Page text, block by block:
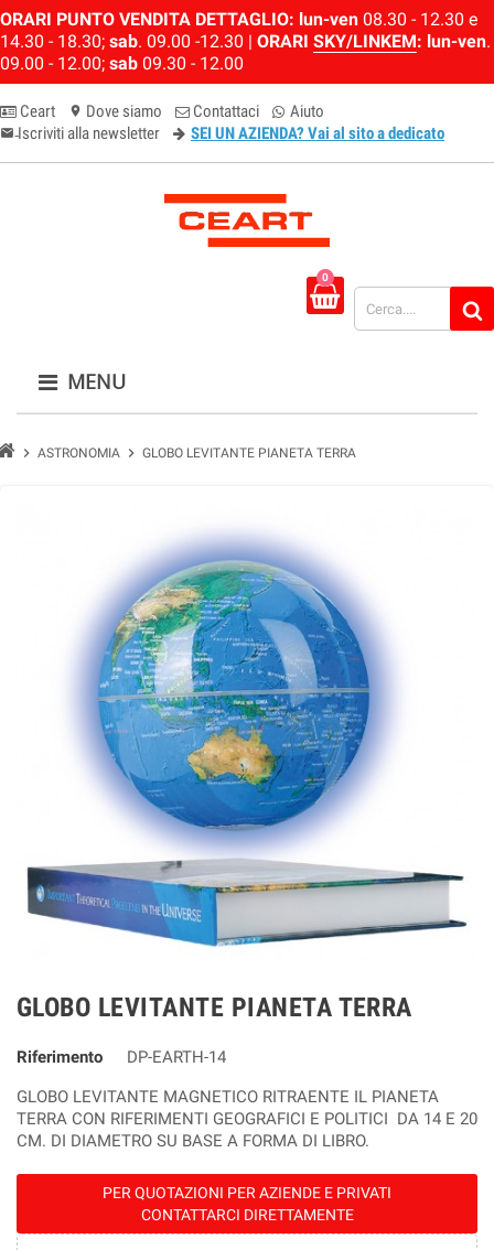
ORARI PUNTO VENDITA DETTAGLIO: lun-ven 08.30 - 12.30 e
14.30 - 18.30; sab. 09.00 -12.30 | ORARI SKY/LINKEM: lun-ven.
09.00 - 12.00; sab 09.30 - 12.00
Ceart location_on Dove siamo Contattaci Aiuto
email-newsletter
Iscriviti alla newsletter SEI UN AZIENDA? Vai al sito a dedicato
0
MENU
chevron_right ASTRONOMIA chevron_right GLOBO LEVITANTE PIANETA TERRA
GLOBO LEVITANTE PIANETA TERRA
Riferimento
DP-EARTH-14
GLOBO LEVITANTE MAGNETICO RITRAENTE IL PIANETA
TERRA CON RIFERIMENTI GEOGRAFICI E POLITICI DA 14 E 20
CM. DI DIAMETRO SU BASE A FORMA DI LIBRO.
PER QUOTAZIONI PER AZIENDE E PRIVATI
CONTATTARCI DIRETTAMENTE